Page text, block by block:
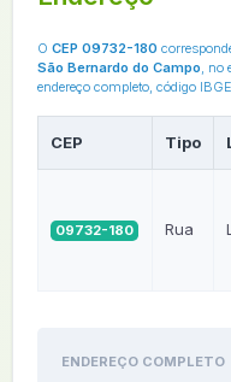
O CEP 09732-180
São Bernardo do Campo, no
endereço completo, código
CEP Tipo
09732-180 Rua
ENDEREÇO COMPLETO